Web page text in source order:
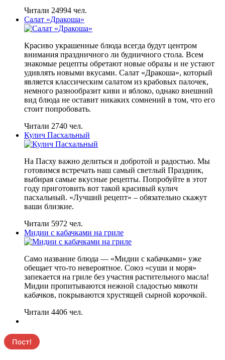
Читали 24994 чел.
Салат «Дракоша»
Красиво украшенные блюда всегда будут центром
внимания праздничного ли будничного стола. Всем
знакомые рецепты обретают новые образы и не устают
удивлять новыми вкусами. Салат «Дракоша», который
является классическим салатом из крабовых палочек,
немного разнообразит киви и яблоко, однако внешний
вид блюда не оставит никаких сомнений в том, что его
стоит попробовать.
Читали 2740 чел.
Кулич Пасхальный
На Пасху важно делиться и добротой и радостью. Мы
готовимся встречать наш самый светлый Праздник,
выбирая самые вкусные рецепты. Попробуйте в этот
году приготовить вот такой красивый кулич
пасхальный. «Лучший рецепт» – обязательно скажут
ваши близкие.
Читали 5972 чел.
Мидии с кабачками на гриле
Само название блюда — «Мидии с кабачками» уже
обещает что-то невероятное. Союз «суши и моря»
запекается на гриле без участия растительного масла!
Мидии пропитываются нежной сладостью мякоти
кабачков, покрываются хрустящей сырной корочкой.
Читали 4406 чел.